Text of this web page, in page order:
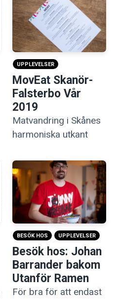
UPPLEVELSER
MovEat Skanör-
Falsterbo Vår
2019
Matvandring i Skånes
harmoniska utkant
BESÖK HOS UPPLEVELSER
Besök hos: Johan
Barrander bakom
Utanför Ramen
För bra för att endast